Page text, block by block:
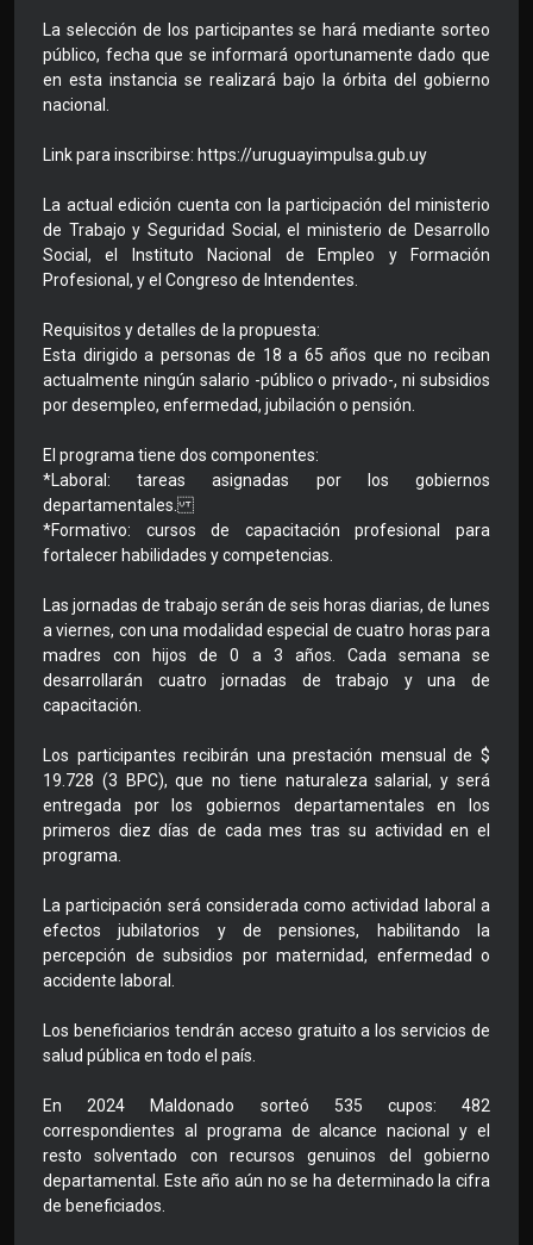
La selección de los participantes se hará mediante sorteo
público, fecha que se informará oportunamente dado que
en esta instancia se realizará bajo la órbita del gobierno
nacional.
Link para inscribirse: https://uruguayimpulsa.gub.uy
La actual edición cuenta con la participación del ministerio
de Trabajo y Seguridad Social, el ministerio de Desarrollo
Social, el Instituto Nacional de Empleo y Formación
Profesional, y el Congreso de Intendentes.
Requisitos y detalles de la propuesta:
Esta dirigido a personas de 18 a 65 años que no reciban
actualmente ningún salario -público o privado-, ni subsidios
por desempleo, enfermedad, jubilación o pensión.
El programa tiene dos componentes:
*Laboral: tareas asignadas por los gobiernos
departamentales.
*Formativo: cursos de capacitación profesional para
fortalecer habilidades y competencias.
Las jornadas de trabajo serán de seis horas diarias, de lunes
a viernes, con una modalidad especial de cuatro horas para
madres con hijos de 0 a 3 años. Cada semana se
desarrollarán cuatro jornadas de trabajo y una de
capacitación.
Los participantes recibirán una prestación mensual de $
19.728 (3 BPC), que no tiene naturaleza salarial, y será
entregada por los gobiernos departamentales en los
primeros diez días de cada mes tras su actividad en el
programa.
La participación será considerada como actividad laboral a
efectos jubilatorios y de pensiones, habilitando la
percepción de subsidios por maternidad, enfermedad o
accidente laboral.
Los beneficiarios tendrán acceso gratuito a los servicios de
salud pública en todo el país.
En 2024 Maldonado sorteó 535 cupos: 482
correspondientes al programa de alcance nacional y el
resto solventado con recursos genuinos del gobierno
departamental. Este año aún no se ha determinado la cifra
de beneficiados.